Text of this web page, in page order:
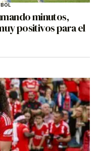
minutos,
positivos para el